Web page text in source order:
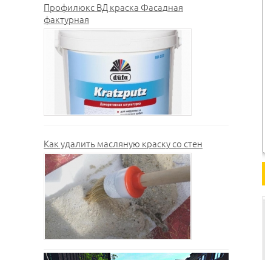
Профилюкс ВД краска Фасадная
фактурная
Как удалить масляную краску со стен